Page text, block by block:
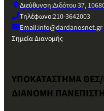
Διεύθυνση:Διδότου 37,
Τηλέφωνο:210-3642003
Email:info@dardanosnet.gr
Σημεία Διανομής
ΥΠΟΚΑΤΑΣΤΗΜΑ
ΔΙΑΝΟΜΗ